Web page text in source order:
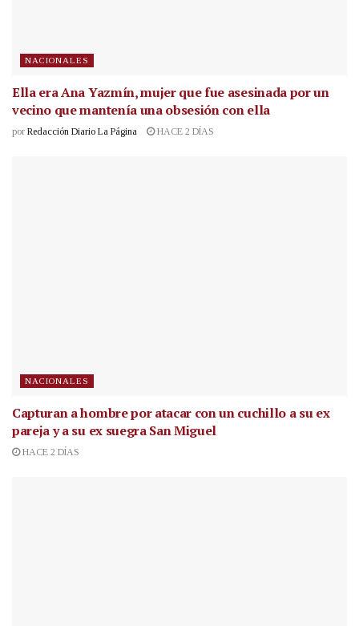
NACIONALES
Ella era Ana Yazmín, mujer que fue asesinada por un
vecino que mantenía una obsesión con ella
por Redacción Diario La Página HACE 2 DÍAS
NACIONALES
Capturan a hombre por atacar con un cuchillo a su ex
pareja y a su ex suegra San Miguel
HACE 2 DÍAS